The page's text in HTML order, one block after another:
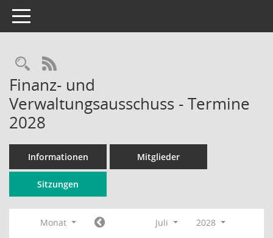
Toggle navigation
Rechercheauswahl
RSS-Feed
Finanz- und
Verwaltungsausschuss - Termine
2028
Informationen Mitglieder
Sitzungen
Monat Juli
2028